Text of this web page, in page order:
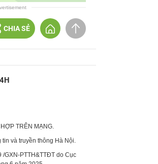
CHIA SẺ
TRÊN MẠNG.
tin và truyền thông Hà Nội.
GXN-PTTH&TTĐT do Cục